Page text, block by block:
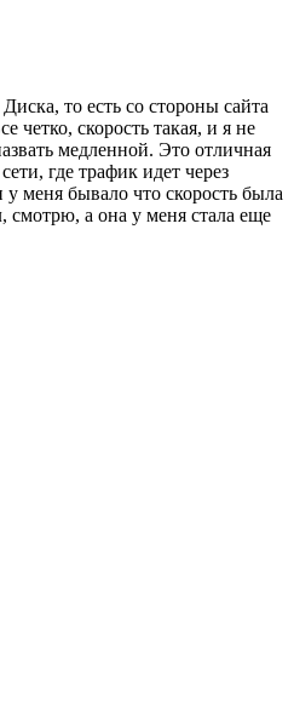
то есть со стороны сайта
четко, скорость такая, и я не
медленной. Это отличная
где трафик идет через
у меня бывало что скорость была
а она у меня стала еще